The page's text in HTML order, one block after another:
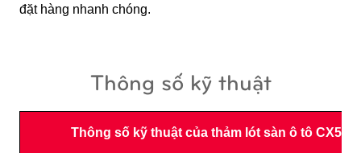
đặt hàng nhanh chóng.
Thông số kỹ thuật
Thông số kỹ thuật của thảm lót sàn ô tô CX5